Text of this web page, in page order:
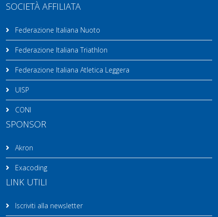
SOCIETÀ AFFILIATA
Federazione Italiana Nuoto
Federazione Italiana Triathlon
Federazione Italiana Atletica Leggera
UISP
CONI
SPONSOR
Akron
Exacoding
LINK UTILI
Iscriviti alla newsletter